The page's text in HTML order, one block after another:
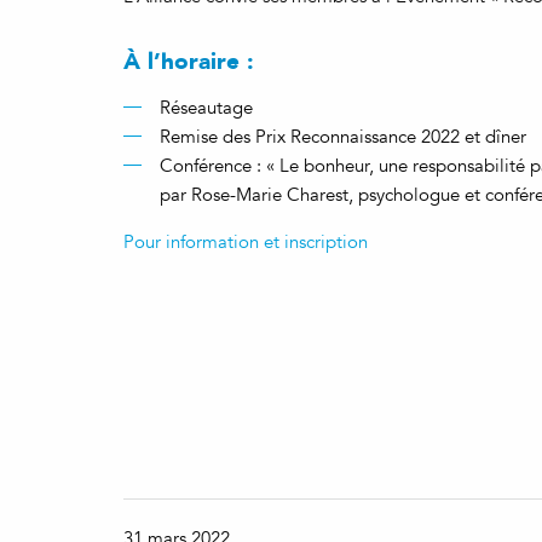
À l’horaire :
Réseautage
Remise des Prix Reconnaissance 2022 et dîner
Conférence : « Le bonheur, une responsabilité
par Rose-Marie Charest, psychologue et
Pour information et inscription